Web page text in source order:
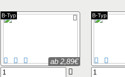
ab 2,89€
B-Typ B-Typ